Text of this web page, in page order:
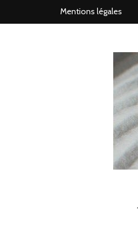
Mentions légales